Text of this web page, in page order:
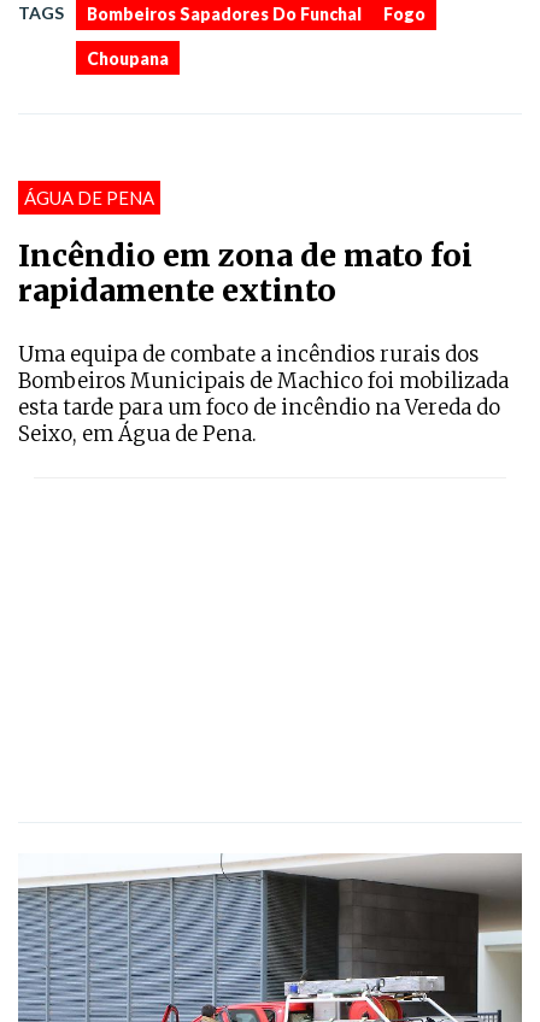
TAGS Bombeiros Sapadores Do Funchal Fogo
Choupana
ÁGUA DE PENA
Incêndio em zona de mato foi
rapidamente extinto
Uma equipa de combate a incêndios rurais dos
Bombeiros Municipais de Machico foi mobilizada
esta tarde para um foco de incêndio na Vereda do
Seixo, em Água de Pena.